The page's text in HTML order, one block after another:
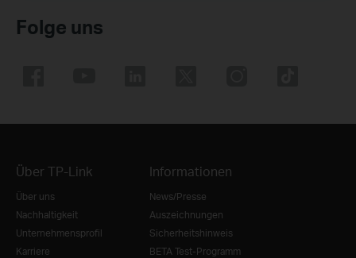
Folge uns
Über TP-Link
Über uns
Nachhaltigkeit
Unternehmensprofil
Karriere
Informationen
News/Presse
Auszeichnungen
Sicherheitshinweis
BETA Test-Programm